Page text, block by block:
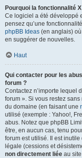
Pourquoi la fonctionnalité
Ce logiciel a été développé
pensez qu’une
phpBB Ideas (en anglais)
en suggérer de nouvelles.
Haut
Qui contacter pour les
forum ?
Contactez n’importe lequel
forum ». Si vous restez
du domaine (en faisant une
utilisé (exemple : Yahoo!,
abus. Notez que phpBB
être, en aucun cas, tenu
forum est utilisé. Il est
légale (cessions et
non directement liée au